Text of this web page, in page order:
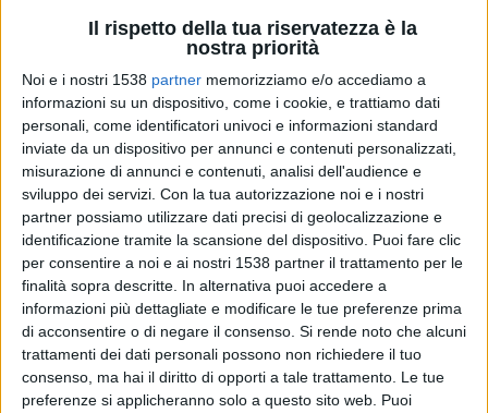
Il rispetto della tua riservatezza è la
nostra priorità
Noi e i nostri 1538 partner memorizziamo e/o accediamo a
informazioni su un dispositivo, come i cookie, e trattiamo dati
personali, come identificatori univoci e informazioni standard
inviate da un dispositivo per annunci e contenuti personalizzati,
misurazione di annunci e contenuti, analisi dell'audience e
sviluppo dei servizi. Con la tua autorizzazione noi e i nostri
partner possiamo utilizzare dati precisi di geolocalizzazione e
identificazione tramite la scansione del dispositivo. Puoi fare clic
per consentire a noi e ai nostri 1538 partner il trattamento per le
finalità sopra descritte. In alternativa puoi accedere a
informazioni più dettagliate e modificare le tue preferenze prima
di acconsentire o di negare il consenso. Si rende noto che alcuni
trattamenti dei dati personali possono non richiedere il tuo
consenso, ma hai il diritto di opporti a tale trattamento. Le tue
preferenze si applicheranno solo a questo sito web. Puoi
Sulle tracce del lupo
TERRITORIO